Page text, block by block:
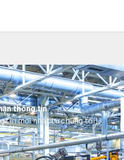
thông tin
tin mới nhất từ chúng tôi!